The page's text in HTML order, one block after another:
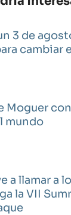
3 de
cambiar
Moguer
mundo
a llamar a
la VII